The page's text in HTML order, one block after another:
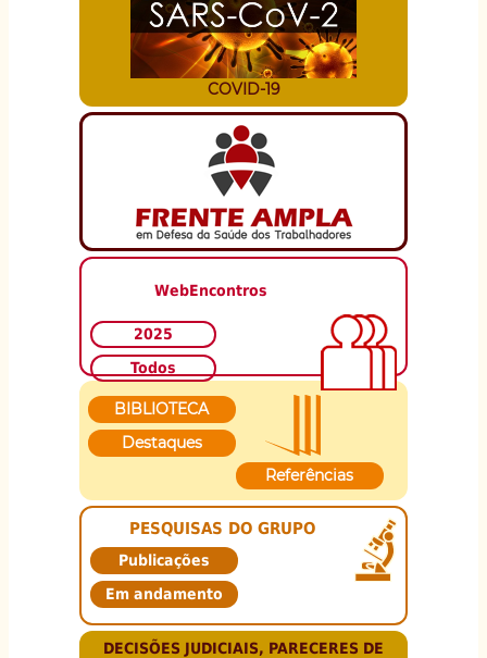
COVID-19
WebEncontros
2025
Todos
BIBLIOTECA
Destaques
Referências
PESQUISAS DO GRUPO
Publicações
Em andamento
DECISÕES JUDICIAIS, PARECERES DE